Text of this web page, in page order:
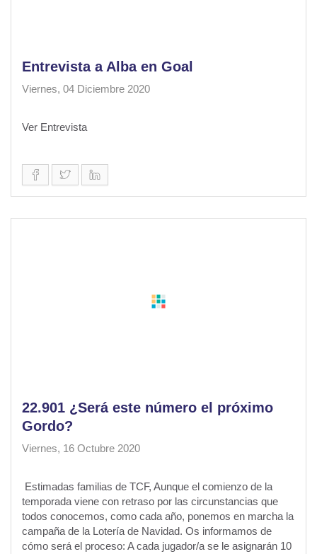
Entrevista a Alba en Goal
Viernes, 04 Diciembre 2020
Ver Entrevista
22.901 ¿Será este número el próximo
Gordo?
Viernes, 16 Octubre 2020
Estimadas familias de TCF, Aunque el comienzo de la
temporada viene con retraso por las circunstancias que
todos conocemos, como cada año, ponemos en marcha la
campaña de la Lotería de Navidad. Os informamos de
cómo será el proceso: A cada jugador/a se le asignarán 10